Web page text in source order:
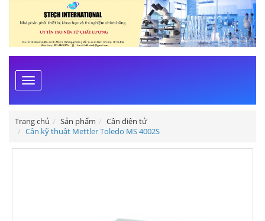
Toggle
navigation
Trang chủ Sản phẩm
Cân điện tử
Cân kỹ thuật Mettler Toledo MS 4002S